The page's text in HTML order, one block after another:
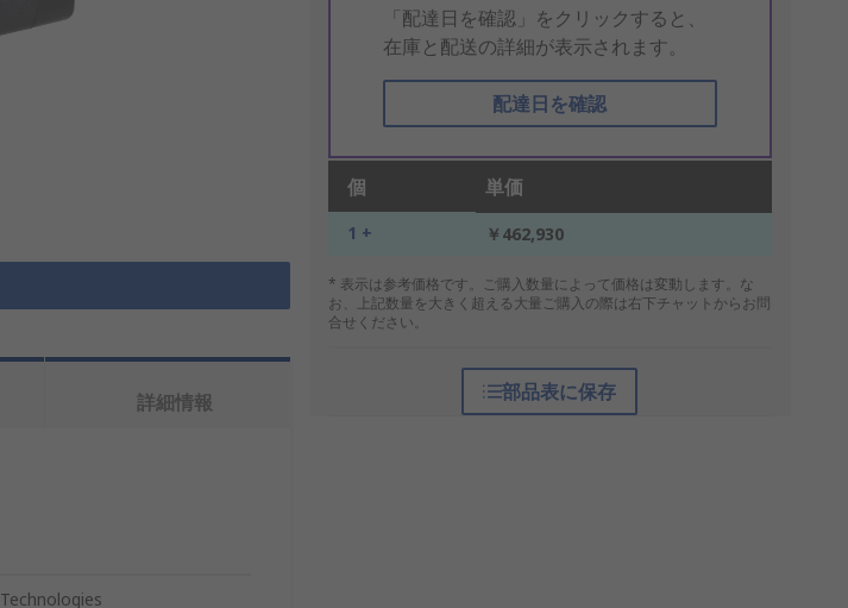
「配達日を確認」をクリックすると、
在庫と配送の詳細が表示されます。
配達日を確認
個 単価
1 + ￥462,930
* 表示は参考価格です。ご購入数量によって価格は変動します。な
お、上記数量を大きく超える大量ご購入の際は右下チャットからお問
合せください。
部品表に保存
詳細情報